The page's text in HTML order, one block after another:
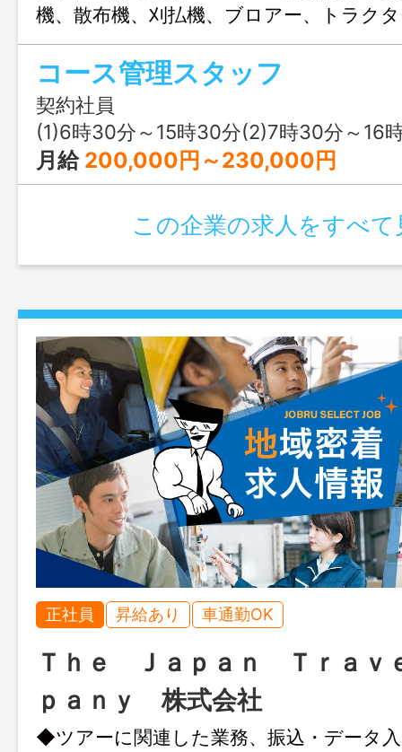
機、散布機、刈払機、ブロアー、トラ
範囲：変更なし
コース管理スタッフ
契約社員
(1)6時30分～15時30分(2)7時30分～16
月給 200,000円～230,000円
この企業の求人をすべて
正社員 昇給あり 車通勤OK
Ｔｈｅ Ｊａｐａｎ Ｔｒａｖ
ｐａｎｙ 株式会社
◆ツアーに関連した業務、振込・データ